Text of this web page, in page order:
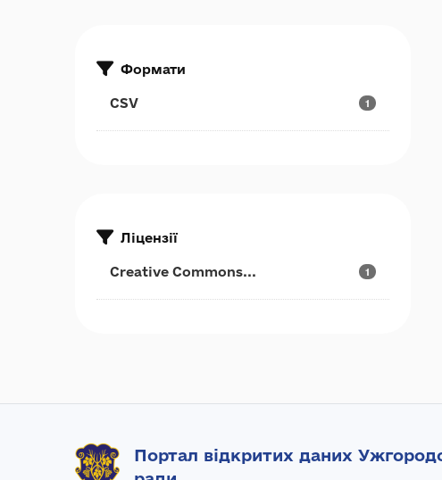
Формати
CSV 1
Ліцензії
Creative Commons... 1
Портал відкритих даних